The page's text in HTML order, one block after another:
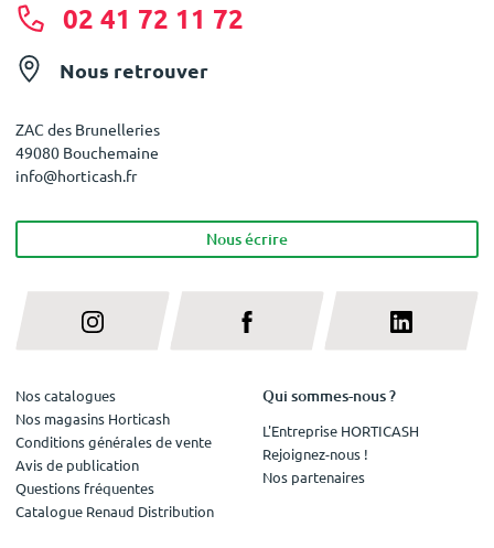
02 41 72 11 72
Nous retrouver
ZAC des Brunelleries
49080 Bouchemaine
info@horticash.fr
Nous écrire
Nos catalogues
Nos magasins Horticash
Conditions générales de vente
Avis de publication
Questions fréquentes
Catalogue Renaud Distribution
Qui sommes-nous ?
L'Entreprise HORTICASH
Rejoignez-nous !
Nos partenaires